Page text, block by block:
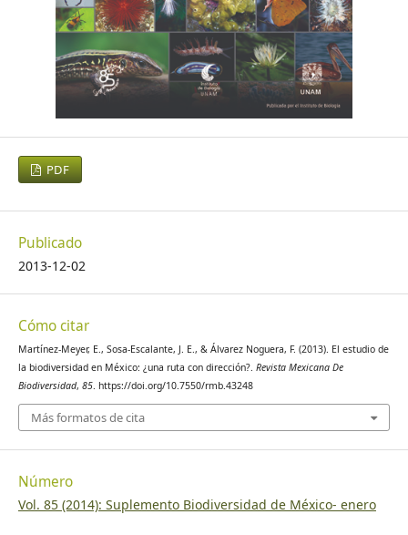
PDF
Publicado
2013-12-02
Cómo citar
Martínez-Meyer, E., Sosa-Escalante, J. E., & Álvarez Noguera, F. (2013). El estudio de
la biodiversidad en México: ¿una ruta con dirección?. Revista Mexicana De
Biodiversidad, 85. https://doi.org/10.7550/rmb.43248
Más formatos de cita
Número
Vol. 85 (2014): Suplemento Biodiversidad de México- enero